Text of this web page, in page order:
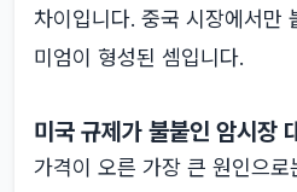
차이입니다. 중국 시장에서만
미엄이 형성된 셈입니다.
미국 규제가 불붙인 암시장
가격이 오른 가장 큰 원인으